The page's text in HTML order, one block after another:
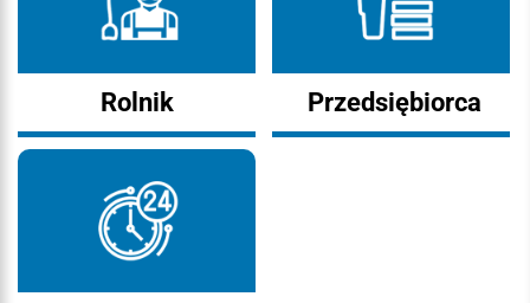
Rolnik Przedsiębiorca